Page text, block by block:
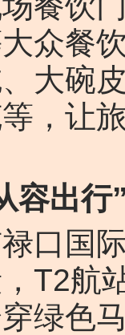
众餐
大碗
，让
容出行
国际
T2航
绿色